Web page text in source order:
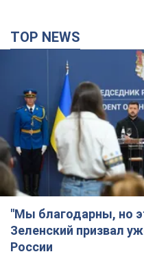
TOP NEWS
"Мы благодарны, но
Зеленский призвал
России